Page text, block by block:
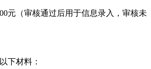
元（审核通过后用于信息录入，审核未
下材料：